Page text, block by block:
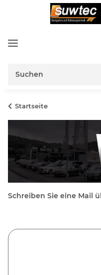
Startseite
Schreiben Sie eine Mail